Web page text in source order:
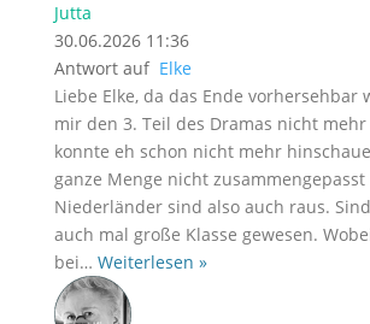
Jutta
30.06.2026 11:36
Antwort auf Elke
Liebe Elke, da das Ende vorhersehbar
mir den 3. Teil des Dramas nicht
konnte eh schon nicht mehr
ganze Menge nicht zusammengepasst
Niederländer sind also auch raus.
auch mal große Klasse gewesen.
bei… Weiterlesen »